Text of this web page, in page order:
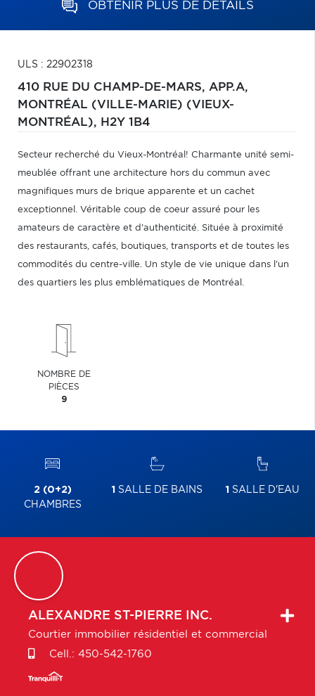
OBTENIR PLUS DE DÉTAILS
ULS : 22902318
410 RUE DU CHAMP-DE-MARS, APP.A,
MONTRÉAL (VILLE-MARIE) (VIEUX-
MONTRÉAL), H2Y 1B4
Secteur recherché du Vieux-Montréal! Charmante unité semi-
meublée offrant une architecture hors du commun avec
magnifiques murs de brique apparente et un cachet
exceptionnel. Véritable coup de coeur assuré pour les
amateurs de caractère et d'authenticité. Située à proximité
des restaurants, cafés, boutiques, transports et de toutes les
commodités du centre-ville. Un style de vie unique dans l'un
des quartiers les plus emblématiques de Montréal.
NOMBRE DE
PIÈCES
9
2 (0+2)
CHAMBRES
1 SALLE DE BAINS 1 SALLE D'EAU
ALEXANDRE ST-PIERRE INC.
Courtier immobilier résidentiel et commercial
Cell.: 450-542-1760